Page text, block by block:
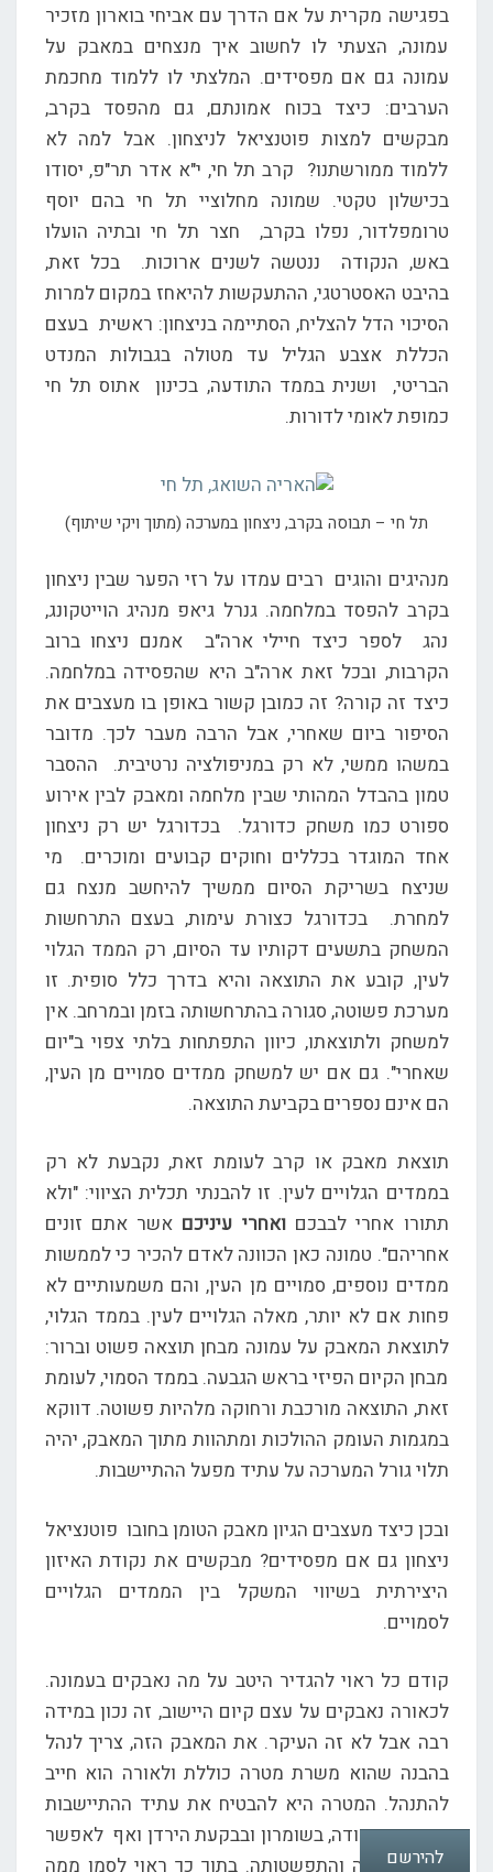
להפך
בפגישה מקרית על אם הדרך עם אביחי בוארון מזכיר
עמונה, הצעתי לו לחשוב איך מנצחים במאבק על
עמונה גם אם מפסידים. המלצתי לו ללמוד מחכמת
הערבים: כיצד בכוח אמונתם, גם מהפסד בקרב,
מבקשים למצות פוטנציאל לניצחון. אבל למה לא
ללמוד ממורשתנו? קרב תל חי, י"א אדר תר"פ, יסודו
בכישלון טקטי. שמונה מחלוציי תל חי בהם יוסף
טרומפלדור, נפלו בקרב, חצר תל חי ובתיה הועלו
באש, הנקודה ננטשה לשנים ארוכות. בכל זאת,
בהיבט האסטרטגי, ההתעקשות להיאחז במקום למרות
הסיכוי הדל להצליח, הסתיימה בניצחון: ראשית בעצם
הכללת אצבע הגליל עד מטולה בגבולות המנדט
הבריטי, ושנית בממד התודעה, בכינון אתוס תל חי
כמופת לאומי לדורות.
תל חי – תבוסה בקרב, ניצחון במערכה (מתוך ויקי שיתוף)
מנהיגים והוגים רבים עמדו על רזי הפער שבין ניצחון
בקרב להפסד במלחמה. גנרל גיאפ מנהיג הוייטקונג,
נהג לספר כיצד חיילי ארה"ב אמנם ניצחו ברוב
הקרבות, ובכל זאת ארה"ב היא שהפסידה במלחמה.
כיצד זה קורה? זה כמובן קשור באופן בו מעצבים את
הסיפור ביום שאחרי, אבל הרבה מעבר לכך. מדובר
במשהו ממשי, לא רק במניפולציה נרטיבית. ההסבר
טמון בהבדל המהותי שבין מלחמה ומאבק לבין אירוע
ספורט כמו משחק כדורגל. בכדורגל יש רק ניצחון
אחד המוגדר בכללים וחוקים קבועים ומוכרים. מי
שניצח בשריקת הסיום ממשיך להיחשב מנצח גם
למחרת. בכדורגל כצורת עימות, בעצם התרחשות
המשחק בתשעים דקותיו עד הסיום, רק הממד הגלוי
לעין, קובע את התוצאה והיא בדרך כלל סופית. זו
מערכת פשוטה, סגורה בהתרחשותה בזמן ובמרחב. אין
למשחק ולתוצאתו, כיוון התפתחות בלתי צפוי ב"יום
שאחרי". גם אם יש למשחק ממדים סמויים מן העין,
הם אינם נספרים בקביעת התוצאה.
תוצאת מאבק או קרב לעומת זאת, נקבעת לא רק
בממדים הגלויים לעין. זו להבנתי תכלית הציווי: "ולא
תתורו אחרי לבבכם ואחרי עיניכםאשר אתם זונים
אחריהם". טמונה כאן הכוונה לאדם להכיר כי לממשות
ממדים נוספים, סמויים מן העין, והם משמעותיים לא
פחות אם לא יותר, מאלה הגלויים לעין. בממד הגלוי,
לתוצאת המאבק על עמונה מבחן תוצאה פשוט וברור:
מבחן הקיום הפיזי בראש הגבעה. בממד הסמוי, לעומת
זאת, התוצאה מורכבת ורחוקה מלהיות פשוטה. דווקא
במגמות העומק ההולכות ומתהוות מתוך המאבק, יהיה
תלוי גורל המערכה על עתיד מפעל ההתיישבות.
ובכן כיצד מעצבים הגיון מאבק הטומן בחובו פוטנציאל
ניצחון גם אם מפסידים? מבקשים את נקודת האיזון
היצירתית בשיווי המשקל בין הממדים הגלויים
לסמויים.
קודם כל ראוי להגדיר היטב על מה נאבקים בעמונה.
לכאורה נאבקים על עצם קיום היישוב, זה נכון במידה
רבה אבל לא זה העיקר. את המאבק הזה, צריך לנהל
בהבנה שהוא משרת מטרה כוללת ולאורה הוא חייב
להתנהל. המטרה היא להבטיח את עתיד ההתיישבות
הקיימת ביהודה, בשומרון ובבקעת הירדן ואף לאפשר
את הרחבתה והתפשטותה. בתוך כך ראוי לסמן ממה
להירשם